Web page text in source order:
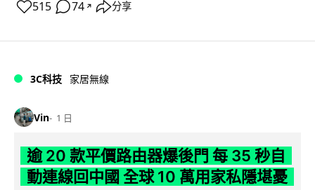
515 74 ↗ 分享
3C科技 家居無線
Vin 1 日
逾 20 款平價路由器爆後門 每 35 秒自
動連線回中國 全球 10 萬用家私隱堪憂